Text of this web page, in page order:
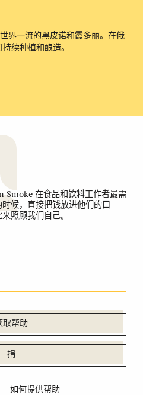
界一流的黑皮诺和霞多丽。在俄
续种植和酿造。
Smoke 在食品和饮料工作者最需
时候，直接把钱放进他们的口
照顾我们自己。
取帮助
捐
如何提供帮助